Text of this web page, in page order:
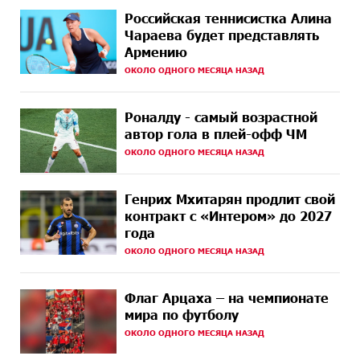
9 ДНЕЙ
НАЗАД
Платформа Rate.Trading на Seaside Startup Summit:
IDBank представил инновационное решение
10 ДНЕЙ
НАЗАД
Состоялось открытие Khachaturian Rooftop при
поддержке IDBank
11 ДНЕЙ
НАЗАД
Пашинян ты упустил свой шанс уйти спокойно.
Аршак Карапетян
11 ДНЕЙ
НАЗАД
Обновленный Центр продаж и обслуживания Ucom
открылся по адресу ул. Шаумяна, 24/2 в Арарате
12 ДНЕЙ
НАЗАД
Никогда Нагорный Карабах не был в составе
независимого Азербайджана. Аршак Карапетян
НАЗАД
президенту страны с просьбой содействовать
освобождению армянских заключенных,
осужденных в Азербайджане
16 ДНЕЙ
НАЗАД
Против кого вооружается Азербайджан? Аршак
Карапетян
Российская теннисистка Алина
Чараева будет представлять
Армению
ОКОЛО ОДНОГО МЕСЯЦА НАЗАД
Роналду - самый возрастной
автор гола в плей-офф ЧМ
ОКОЛО ОДНОГО МЕСЯЦА НАЗАД
Генрих Мхитарян продлит свой
контракт с «Интером» до 2027
года
ОКОЛО ОДНОГО МЕСЯЦА НАЗАД
Флаг Арцаха – на чемпионате
мира по футболу
ОКОЛО ОДНОГО МЕСЯЦА НАЗАД